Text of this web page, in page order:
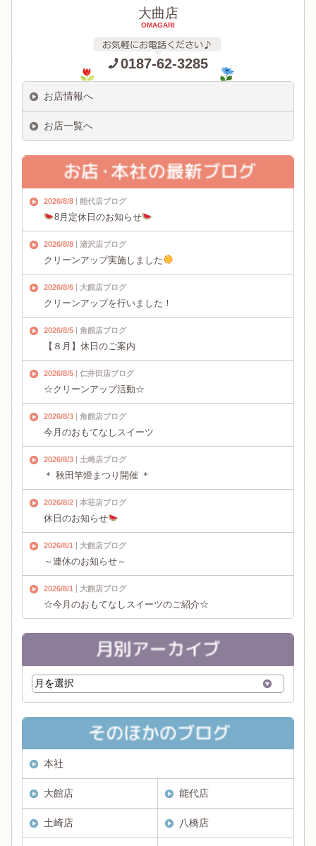
大曲店
OMAGARI
0187-62-3285
お店情報へ
お店一覧へ
2026/8/8 能代店ブログ
8月定休日のお知らせ
2026/8/8 湯沢店ブログ
クリーンアップ実施しました
2026/8/6 大館店ブログ
クリーンアップを行いました！
2026/8/5 角館店ブログ
【８月】休日のご案内
2026/8/5 仁井田店ブログ
☆クリーンアップ活動☆
2026/8/3 角館店ブログ
今月のおもてなしスイーツ
2026/8/3 土崎店ブログ
＊ 秋田竿燈まつり開催 ＊
2026/8/2 本荘店ブログ
休日のお知らせ
2026/8/1 大館店ブログ
～連休のお知らせ～
2026/8/1 大館店ブログ
☆今月のおもてなしスイーツのご紹介☆
本社
大館店 能代店
土崎店 八橋店